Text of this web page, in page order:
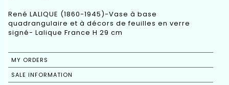
René LALIQUE (1860-1945)-Vase à base
quadrangulaire et à décors de feuilles en verre
signé- Lalique France H 29 cm
MY ORDERS
SALE INFORMATION